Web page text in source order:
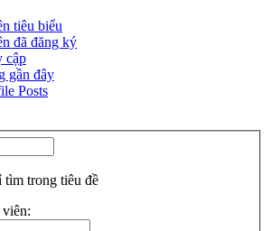
tiêu biểu
đã đăng ký
cập
gần đây
Posts
tìm trong tiêu đề